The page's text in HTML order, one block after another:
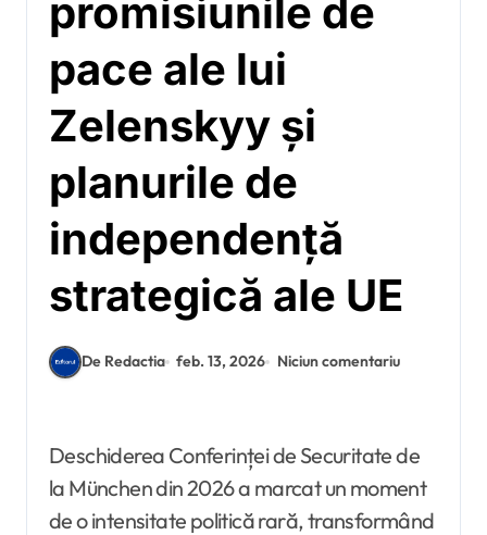
promisiunile de
pace ale lui
Zelenskyy și
planurile de
independență
strategică ale UE
De Redactia feb. 13, 2026 Niciun comentariu
Deschiderea Conferinței de Securitate de
la München din 2026 a marcat un moment
de o intensitate politică rară, transformând